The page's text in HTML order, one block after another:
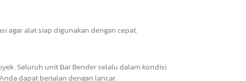
agar alat siap digunakan dengan cepat.
Seluruh unit Bar Bender selalu dalam kondisi
dapat berjalan dengan lancar.